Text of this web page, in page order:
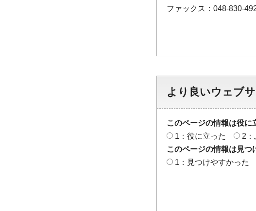
ファックス：048-830-
より良いウェブ
このページの情報は役に
1：役に立った
2：
このページの情報は見つ
1：見つけやすかった